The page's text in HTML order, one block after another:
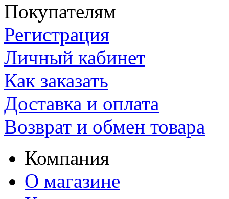
Покупателям
Регистрация
Личный кабинет
Как заказать
Доставка и оплата
Возврат и обмен товара
Компания
О магазине